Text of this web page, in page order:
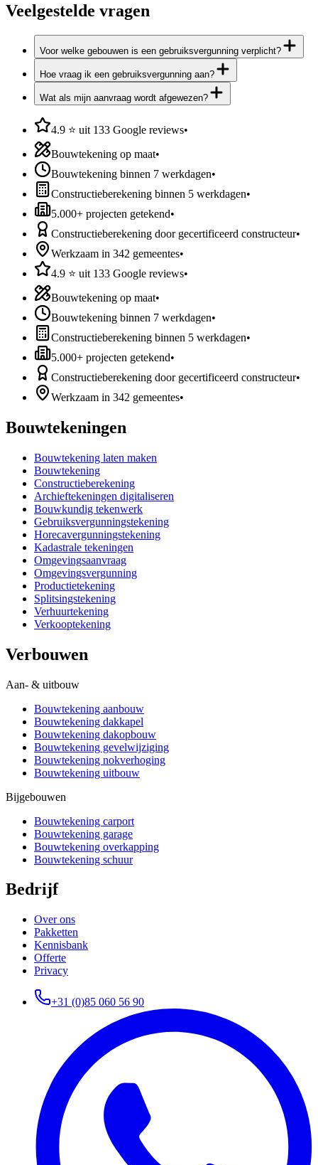
Veelgestelde vragen
Voor welke gebouwen is een gebruiksvergunning verplicht?
Hoe vraag ik een gebruiksvergunning aan?
Wat als mijn aanvraag wordt afgewezen?
4.9 ⭐ uit 133 Google reviews•
Bouwtekening op maat•
Bouwtekening binnen 7 werkdagen•
Constructieberekening binnen 5 werkdagen•
5.000+ projecten getekend•
Constructieberekening door gecertificeerd constructeur•
Werkzaam in 342 gemeentes•
4.9 ⭐ uit 133 Google reviews•
Bouwtekening op maat•
Bouwtekening binnen 7 werkdagen•
Constructieberekening binnen 5 werkdagen•
5.000+ projecten getekend•
Constructieberekening door gecertificeerd constructeur•
Werkzaam in 342 gemeentes•
Bouwtekeningen
Bouwtekening laten maken
Bouwtekening
Constructieberekening
Archieftekeningen digitaliseren
Bouwkundig tekenwerk
Gebruiksvergunningstekening
Horecavergunningstekening
Kadastrale tekeningen
Omgevingsaanvraag
Omgevingsvergunning
Productietekening
Splitsingstekening
Verhuurtekening
Verkooptekening
Verbouwen
Aan- & uitbouw
Bouwtekening aanbouw
Bouwtekening dakkapel
Bouwtekening dakopbouw
Bouwtekening gevelwijziging
Bouwtekening nokverhoging
Bouwtekening uitbouw
Bijgebouwen
Bouwtekening carport
Bouwtekening garage
Bouwtekening overkapping
Bouwtekening schuur
Bedrijf
Over ons
Pakketten
Kennisbank
Offerte
Privacy
+31 (0)85 060 56 90